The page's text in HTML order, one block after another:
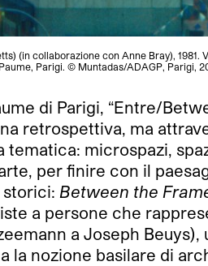
(in collaborazione con Anne Bray), 1981.
Paume, Parigi. © Muntadas/ADAGP, Parigi,
di Parigi, “Entre/
retrospettiva, ma
microspazi,
per finire con il
storici: Between the
a persone che
a Joseph Beuys),
la nozione basilare di